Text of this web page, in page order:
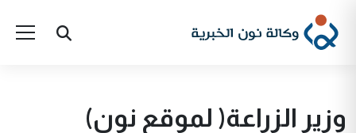
وزير الزراعة( لموقع نون)